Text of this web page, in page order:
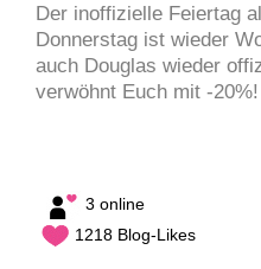
Der inoffizielle Feiertag
Donnerstag ist wieder
auch Douglas wieder
verwöhnt Euch mit -20%!
3 online
1218 Blog-Likes